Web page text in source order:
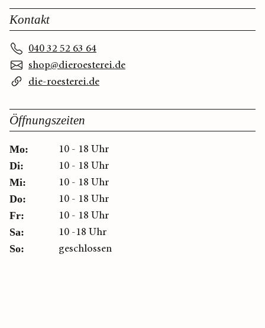
Kontakt
040 32 52 63 64
shop@dieroesterei.de
die-roesterei.de
Öffnungszeiten
Mo: 10 - 18 Uhr
Di: 10 - 18 Uhr
Mi: 10 - 18 Uhr
Do: 10 - 18 Uhr
Fr: 10 - 18 Uhr
Sa: 10 -18 Uhr
So: geschlossen